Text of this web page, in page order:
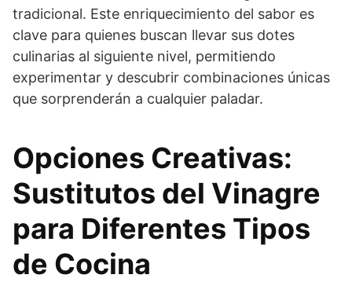
tradicional. Este enriquecimiento del sabor es
clave para quienes buscan llevar sus dotes
culinarias al siguiente nivel, permitiendo
experimentar y descubrir combinaciones únicas
que sorprenderán a cualquier paladar.
Opciones Creativas:
Sustitutos del Vinagre
para Diferentes Tipos
de Cocina